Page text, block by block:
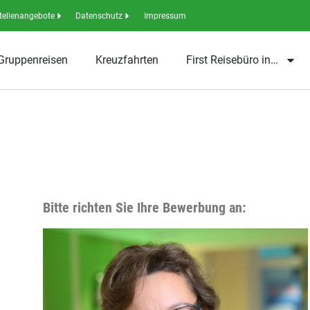
Datenschutz Impressum
Kreuzfahrten First Reisebüro in…
Bitte richten Sie Ihre Bewerbung an: